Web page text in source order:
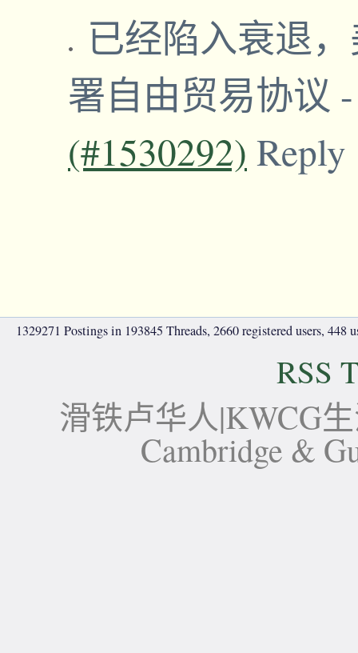
已经陷入衰退
署自由贸易协议
(#1530292) Reply
1329271 Postings in 193845 Threads, 2660 registered users, 448
RSS
滑铁卢华人|KWCG
Cambridge &